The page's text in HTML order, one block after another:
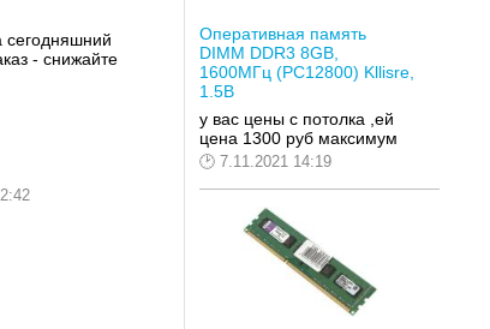
сегодняшний
- снижайте
Оперативная память
DIMM DDR3 8GB,
1600МГц (PC12800) Kllisre,
1.5В
у вас цены с потолка ,ей
цена 1300 руб максимум
7.11.2021 14:19